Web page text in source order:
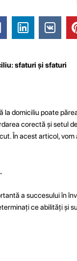
sfaturi și sfaturi
la domiciliu poate
corectă și setul
În acest articol,
a succesului în
ce abilități și